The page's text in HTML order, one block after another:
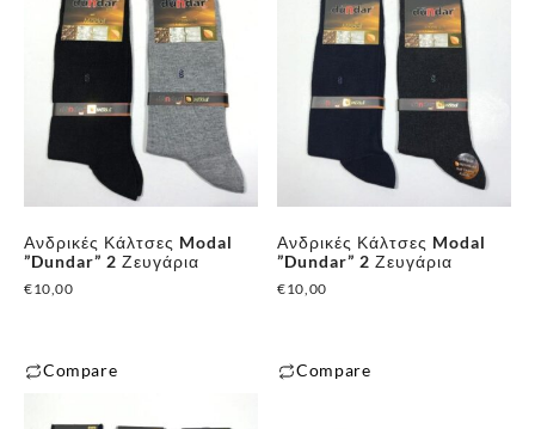
Ανδρικές Κάλτσες Modal
”Dundar” 2 Ζευγάρια
€10,00
Compare
Ανδρικές Κάλτσες Modal
”Dundar” 2 Ζευγάρια
€10,00
Compare